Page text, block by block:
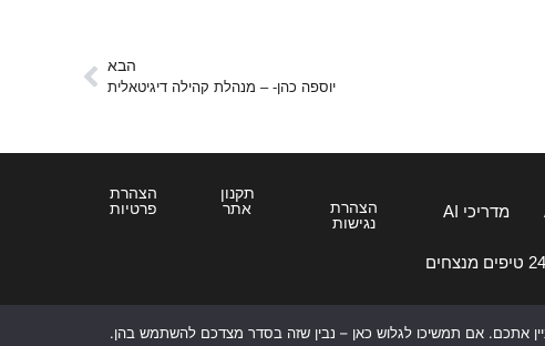
הבא
יוספה כהן- – מנהלת קהילה דיגיטאלית
מדריכי AI
הצהרת
פרטיות
תקנון
אתר
הצהרת
נגישות